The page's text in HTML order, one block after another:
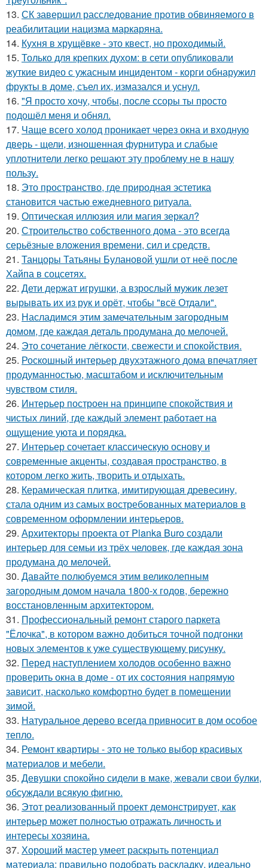
13. СК завершил расследование против обвиняемого в
реабилитации нацизма маркаряна.
14. Кухня в хрущёвке - это квест, но проходимый.
15. Только для крепких духом: в сети опубликовали
жуткие видео с ужасным инцидентом - корги обнаружил
фрукты в доме, съел их, измазался и уснул.
16. "Я просто хочу, чтобы, после ссоры ты просто
подошёл меня и обнял.
17. Чаще всего холод проникает через окна и входную
дверь - щели, изношенная фурнитура и слабые
уплотнители легко решают эту проблему не в нашу
пользу.
18. Это пространство, где природная эстетика
становится частью ежедневного ритуала.
19. Оптическая иллюзия или магия зеркал?
20. Строительство собственного дома - это всегда
серьёзные вложения времени, сил и средств.
21. Танцоры Татьяны Булановой ушли от неё после
Хайпа в соцсетях.
22. Дети держат игрушки, а взрослый мужик лезет
вырывать их из рук и орёт, чтобы "всё Отдали".
23. Насладимся этим замечательным загородным
домом, где каждая деталь продумана до мелочей.
24. Это сочетание лёгкости, свежести и спокойствия.
25. Роскошный интерьер двухэтажного дома впечатляет
продуманностью, масштабом и исключительным
чувством стиля.
26. Интерьер построен на принципе спокойствия и
чистых линий, где каждый элемент работает на
ощущение уюта и порядка.
27. Интерьер сочетает классическую основу и
современные акценты, создавая пространство, в
котором легко жить, творить и отдыхать.
28. Керамическая плитка, имитирующая древесину,
стала одним из самых востребованных материалов в
современном оформлении интерьеров.
29. Архитекторы проекта от Planka Buro создали
интерьер для семьи из трёх человек, где каждая зона
продумана до мелочей.
30. Давайте полюбуемся этим великолепным
загородным домом начала 1800-х годов, бережно
восстановленным архитектором.
31. Профессиональный ремонт старого паркета
"Ёлочка", в котором важно добиться точной подгонки
новых элементов к уже существующему рисунку.
32. Перед наступлением холодов особенно важно
проверить окна в доме - от их состояния напрямую
зависит, насколько комфортно будет в помещении
зимой.
33. Натуральное дерево всегда привносит в дом особое
тепло.
34. Ремонт квартиры - это не только выбор красивых
материалов и мебели.
35. Девушки спокойно сидели в маке, жевали свои булки,
обсуждали всякую фигню.
36. Этот реализованный проект демонстрирует, как
интерьер может полностью отражать личность и
интересы хозяина.
37. Хороший мастер умеет раскрыть потенциал
материала: правильно подобрать раскладку, идеально